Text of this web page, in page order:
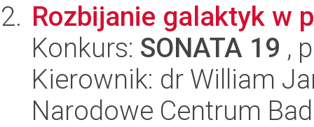
Rozbijanie galaktyk w
Konkurs: SONATA 19 ,
Kierownik: dr William
Narodowe Centrum